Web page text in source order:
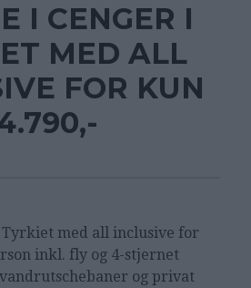
I CENGER I
MED ALL
FOR KUN
Tyrkiet med all inclusive for
inkl. fly og 4-stjernet
og privat